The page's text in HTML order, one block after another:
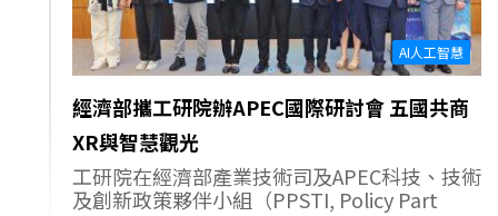
AI人工智慧
經濟部攜工研院辦APEC國際研討會 五國共商
XR與智慧觀光
工研院在經濟部產業技術司及APEC科技、技術
及創新政策夥伴小組（PPSTI, Policy Part